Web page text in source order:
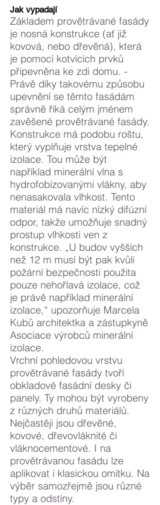
Jak vypadají
Základem provětrávané fasády
je nosná konstrukce (ať již
kovová, nebo dřevěná), která
je pomocí kotvících prvků
připevněna ke zdi domu. -
Právě díky takovému způsobu
upevnění se těmto fasádám
správně říká celým jménem
zavěšené provětrávané fasády.
Konstrukce má podobu roštu,
který vyplňuje vrstva tepelné
izolace. Tou může být
například minerální vlna s
hydrofobizovanými vlákny, aby
nenasakovala vlhkost. Tento
materiál má navíc nízký difúzní
odpor, takže umožňuje snadný
prostup vlhkosti ven z
konstrukce. „U budov vyšších
než 12 m musí být pak kvůli
požární bezpečnosti použita
pouze nehořlavá izolace, což
je právě například minerální
izolace,“ upozorňuje Marcela
Kubů architektka a zástupkyně
Asociace výrobců minerální
izolace.
Vrchní pohledovou vrstvu
provětrávané fasády tvoří
obkladové fasádní desky či
panely. Ty mohou být vyrobeny
z různých druhů materiálů.
Nejčastěji jsou dřevěné,
kovové, dřevovláknité či
vláknocementové. I na
provětrávanou fasádu lze
aplikovat i klasickou omítku. Na
výběr samozřejmě jsou různé
typy a odstíny.